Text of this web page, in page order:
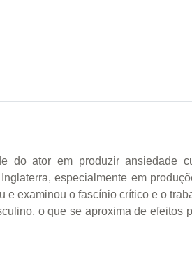
do ator em produzir ansiedade
especialmente em
examinou o fascínio crítico e o
o que se aproxima de efeitos